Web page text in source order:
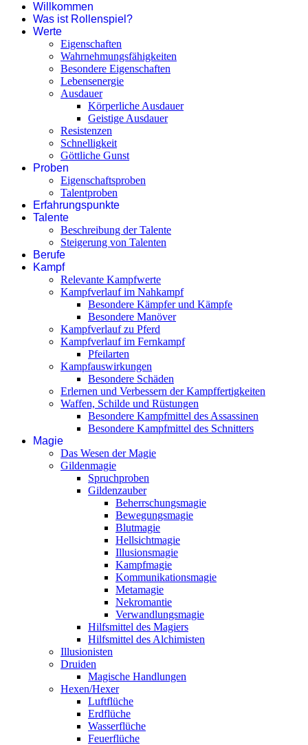
Willkommen
Was ist Rollenspiel?
Werte
Eigenschaften
Wahrnehmungsfähigkeiten
Besondere Eigenschaften
Lebensenergie
Ausdauer
Körperliche Ausdauer
Geistige Ausdauer
Resistenzen
Schnelligkeit
Göttliche Gunst
Proben
Eigenschaftsproben
Talentproben
Erfahrungspunkte
Talente
Beschreibung der Talente
Steigerung von Talenten
Berufe
Kampf
Relevante Kampfwerte
Kampfverlauf im Nahkampf
Besondere Kämpfer und Kämpfe
Besondere Manöver
Kampfverlauf zu Pferd
Kampfverlauf im Fernkampf
Pfeilarten
Kampfauswirkungen
Besondere Schäden
Erlernen und Verbessern der Kampffertigkeiten
Waffen, Schilde und Rüstungen
Besondere Kampfmittel des Assassinen
Besondere Kampfmittel des Schnitters
Magie
Das Wesen der Magie
Gildenmagie
Spruchproben
Gildenzauber
Beherrschungsmagie
Bewegungsmagie
Blutmagie
Hellsichtmagie
Illusionsmagie
Kampfmagie
Kommunikationsmagie
Metamagie
Nekromantie
Verwandlungsmagie
Hilfsmittel des Magiers
Hilfsmittel des Alchimisten
Illusionisten
Druiden
Magische Handlungen
Hexen/Hexer
Luftflüche
Erdflüche
Wasserflüche
Feuerflüche